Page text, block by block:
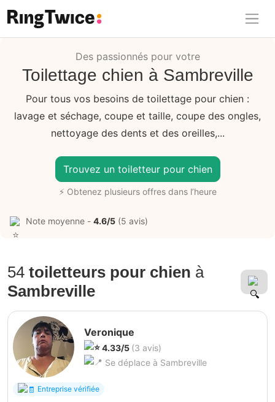
Ring Twice
Des passionnés pour votre
Toilettage chien à Sambreville
Pour tous vos besoins de toilettage pour chien :
lavage et séchage, coupe et taille, coupe des ongles,
nettoyage des dents et des oreilles,...
Trouvez un toiletteur pour chien
⚡ Obtenez plusieurs offres dans l’heure
Note moyenne - 4.6/5 (5 avis)
54 toiletteurs pour chien à
Sambreville
Veronique
4.33/5 (3 avis)
Se déplace à Sambreville
Entreprise vérifiée